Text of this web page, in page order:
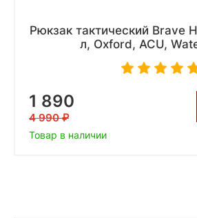
Рюкзак тактический Brave
л, Oxford, ACU,
1 890
4 990
Товар в наличии